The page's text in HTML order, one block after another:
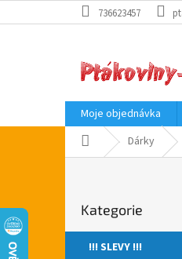
na
736623457
Moje objednávka
Domů Dárky
r
kategorie
Kategorie
!!! SLEVY !!!